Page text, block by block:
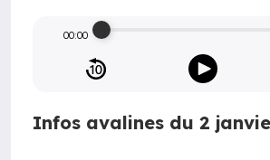
00:00
Infos avalines du 2